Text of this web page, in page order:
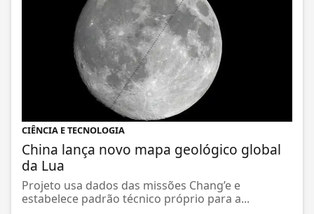
CIÊNCIA E TECNOLOGIA
China lança novo mapa geológico global
da Lua
Projeto usa dados das missões Chang’e e
estabelece padrão técnico próprio para a...